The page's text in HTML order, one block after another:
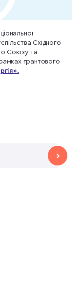
Східного
Союзу та
грантового